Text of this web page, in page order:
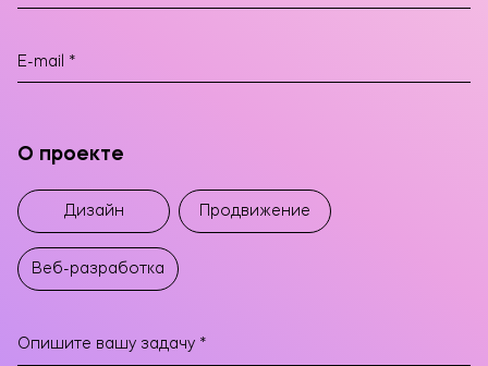
О проекте
Дизайн Продвижение
Веб-разработка